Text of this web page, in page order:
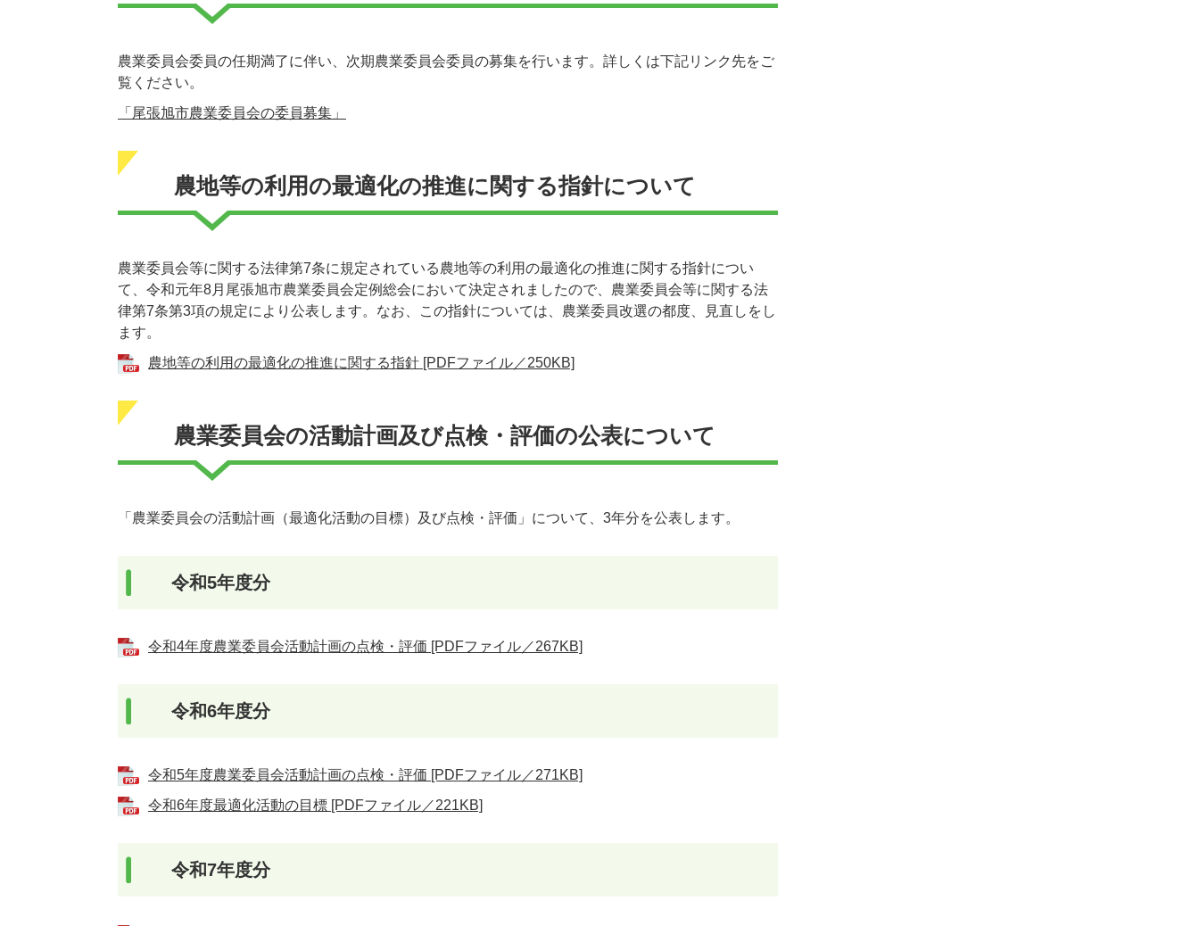
農業委員会委員の任期満了に伴い、次期農業委員会委員の募集を行います。詳しくは下記リンク先をご
覧ください。
「尾張旭市農業委員会の委員募集」
農地等の利用の最適化の推進に関する指針について
農業委員会等に関する法律第7条に規定されている農地等の利用の最適化の推進に関する指針につい
て、令和元年8月尾張旭市農業委員会定例総会において決定されましたので、農業委員会等に関する法
律第7条第3項の規定により公表します。なお、この指針については、農業委員改選の都度、見直しをし
ます。
農地等の利用の最適化の推進に関する指針 [PDFファイル／250KB]
農業委員会の活動計画及び点検・評価の公表について
「農業委員会の活動計画（最適化活動の目標）及び点検・評価」について、3年分を公表します。
令和5年度分
令和4年度農業委員会活動計画の点検・評価 [PDFファイル／267KB]
令和6年度分
令和5年度農業委員会活動計画の点検・評価 [PDFファイル／271KB]
令和6年度最適化活動の目標 [PDFファイル／221KB]
令和7年度分